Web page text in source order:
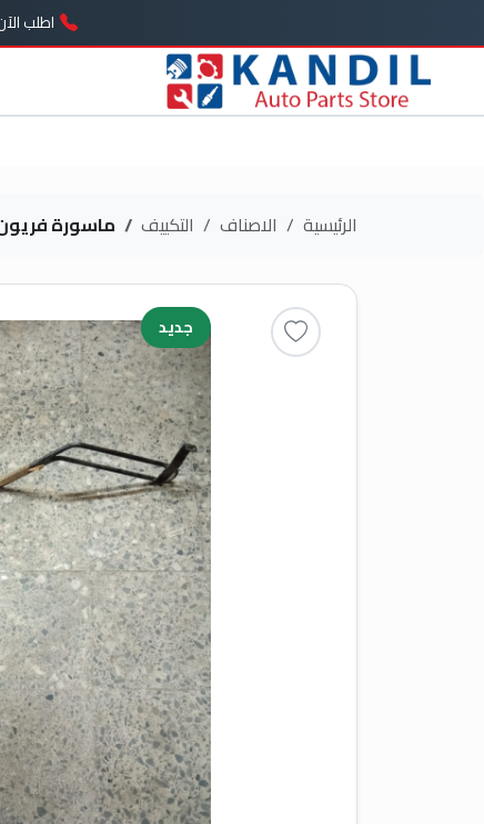
اطلب الآن:
الرئيسية الاصناف التكييف ماسورة
جديد